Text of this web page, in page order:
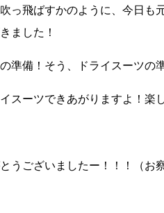
っ飛ばすかのように、今日
ました！
準備！そう、ドライスーツ
スーツできあがりますよ！楽
うございましたー！！！（